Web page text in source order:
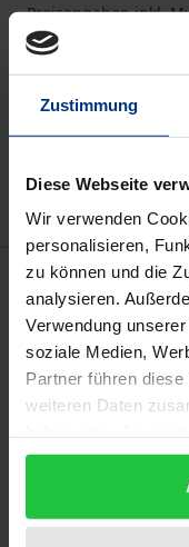
Zustimmung
Diese Webseite
Wir verwenden
personalisieren,
zu können und die
analysieren.
Verwendung
soziale Medien,
Partner führen
weiteren Daten
gesammelt haben.
Preisangaben inkl.
kann die MwSt. an
Zur
Beschreibung
Der
bildet auch den
die vorliegende
sich bei der